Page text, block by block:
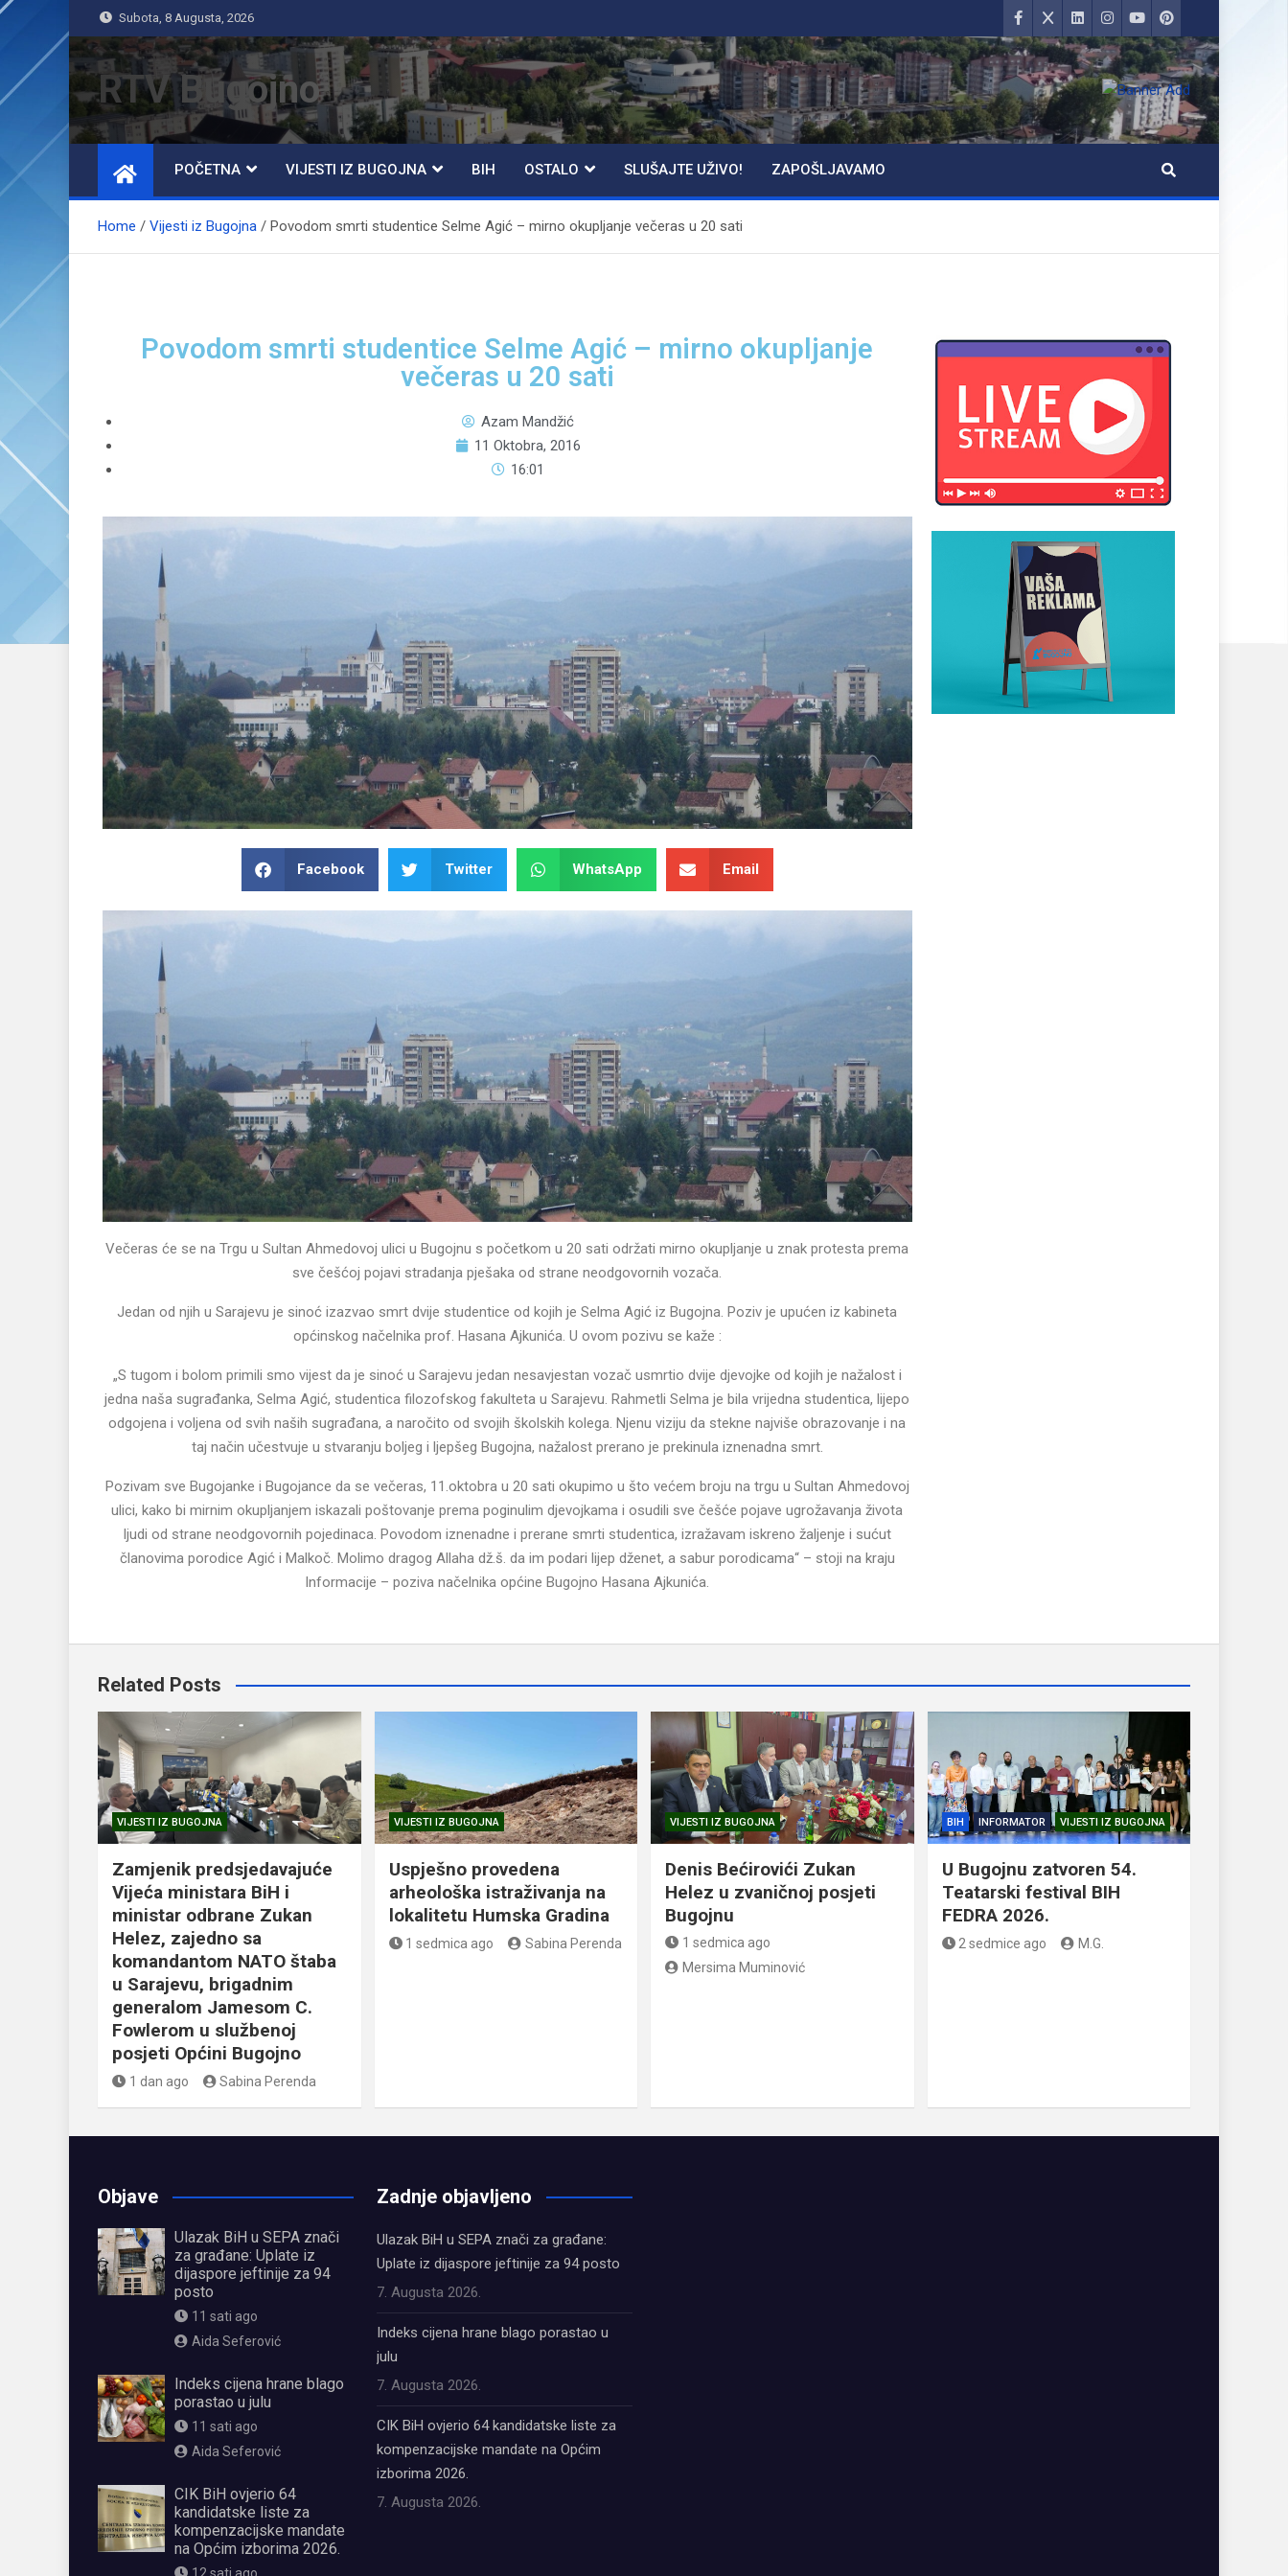
Subota, 8 Augusta, 2026
RTV Bugojno
POČETNA VIJESTI IZ BUGOJNA BIH OSTALO SLUŠAJTE UŽIVO! ZAPOŠLJAVAMO
Home Vijesti iz Bugojna Povodom smrti studentice Selme Agić – mirno okupljanje večeras u 20 sati
Povodom smrti studentice Selme Agić – mirno okupljanje
večeras u 20 sati
Azam Mandžić
11 Oktobra, 2016
16:01
Facebook Twitter WhatsApp Email
Večeras će se na Trgu u Sultan Ahmedovoj ulici u Bugojnu s početkom u 20 sati održati mirno okupljanje u znak protesta prema
sve češćoj pojavi stradanja pješaka od strane neodgovornih vozača.
Jedan od njih u Sarajevu je sinoć izazvao smrt dvije studentice od kojih je Selma Agić iz Bugojna. Poziv je upućen iz kabineta
općinskog načelnika prof. Hasana Ajkunića. U ovom pozivu se kaže :
„S tugom i bolom primili smo vijest da je sinoć u Sarajevu jedan nesavjestan vozač usmrtio dvije djevojke od kojih je nažalost i
jedna naša sugrađanka, Selma Agić, studentica filozofskog fakulteta u Sarajevu. Rahmetli Selma je bila vrijedna studentica, lijepo
odgojena i voljena od svih naših sugrađana, a naročito od svojih školskih kolega. Njenu viziju da stekne najviše obrazovanje i na
taj način učestvuje u stvaranju boljeg i ljepšeg Bugojna, nažalost prerano je prekinula iznenadna smrt.
Pozivam sve Bugojanke i Bugojance da se večeras, 11.oktobra u 20 sati okupimo u što većem broju na trgu u Sultan Ahmedovoj
ulici, kako bi mirnim okupljanjem iskazali poštovanje prema poginulim djevojkama i osudili sve češće pojave ugrožavanja života
ljudi od strane neodgovornih pojedinaca. Povodom iznenadne i prerane smrti studentica, izražavam iskreno žaljenje i sućut
članovima porodice Agić i Malkoč. Molimo dragog Allaha dž.š. da im podari lijep dženet, a sabur porodicama“ – stoji na kraju
Informacije – poziva načelnika općine Bugojno Hasana Ajkunića.
Related Posts
VIJESTI IZ BUGOJNA
Zamjenik predsjedavajuće
Vijeća ministara BiH i
ministar odbrane Zukan
Helez, zajedno sa
komandantom NATO štaba
u Sarajevu, brigadnim
generalom Jamesom C.
Fowlerom u službenoj
posjeti Općini Bugojno
1 dan ago Sabina Perenda
VIJESTI IZ BUGOJNA
Uspješno provedena
arheološka istraživanja na
lokalitetu Humska Gradina
1 sedmica ago Sabina Perenda
VIJESTI IZ BUGOJNA
Denis Bećirovići Zukan
Helez u zvaničnoj posjeti
Bugojnu
1 sedmica ago
Mersima Muminović
BIH INFORMATOR VIJESTI IZ BUGOJNA
U Bugojnu zatvoren 54.
Teatarski festival BIH
FEDRA 2026.
2 sedmice ago M.G.
Objave
Ulazak BiH u SEPA znači
za građane: Uplate iz
dijaspore jeftinije za 94
posto
11 sati ago
Aida Seferović
Indeks cijena hrane blago
porastao u julu
11 sati ago
Aida Seferović
CIK BiH ovjerio 64
kandidatske liste za
kompenzacijske mandate
na Općim izborima 2026.
12 sati ago
Zadnje objavljeno
Ulazak BiH u SEPA znači za građane:
Uplate iz dijaspore jeftinije za 94 posto
7. Augusta 2026.
Indeks cijena hrane blago porastao u
julu
7. Augusta 2026.
CIK BiH ovjerio 64 kandidatske liste za
kompenzacijske mandate na Općim
izborima 2026.
7. Augusta 2026.